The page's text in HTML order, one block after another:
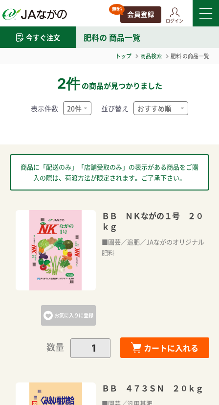
ログイン
今すぐ注文 肥料の 商品一覧
トップ 商品検索 肥料の商品一覧
2件 の商品が見つかりました
表示件数 並び替え
商品に「配送のみ」「店舗受取のみ」の表示がある商品をご購
入の際は、荷渡方法が限定されます。ご了承下さい。
お気に入りに登録
ＢＢ ＮＫながの１号 ２０
ｋｇ
■園芸／追肥／JAながのオリジナル
肥料
数量 カートに入れる
ＢＢ ４７３ＳＮ ２０ｋｇ